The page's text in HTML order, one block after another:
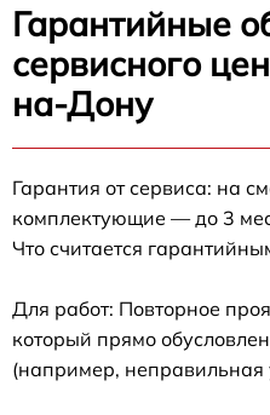
Гарантийные
сервисного
на-Дону
Гарантия от сервиса: на
комплектующие — до 3
Что считается
Для работ: Повторное
который прямо
(например, неправильная